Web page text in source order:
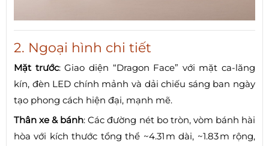
2. Ngoại hình chi tiết
Mặt trước: Giao diện “Dragon Face” với mặt ca‑lăng
kín, đèn LED chính mảnh và dải chiếu sáng ban ngày
tạo phong cách hiện đại, mạnh mẽ.
Thân xe & bánh: Các đường nét bo tròn, vòm bánh hài
hòa với kích thước tổng thể ~4.31 m dài, ~1.83 m rộng,